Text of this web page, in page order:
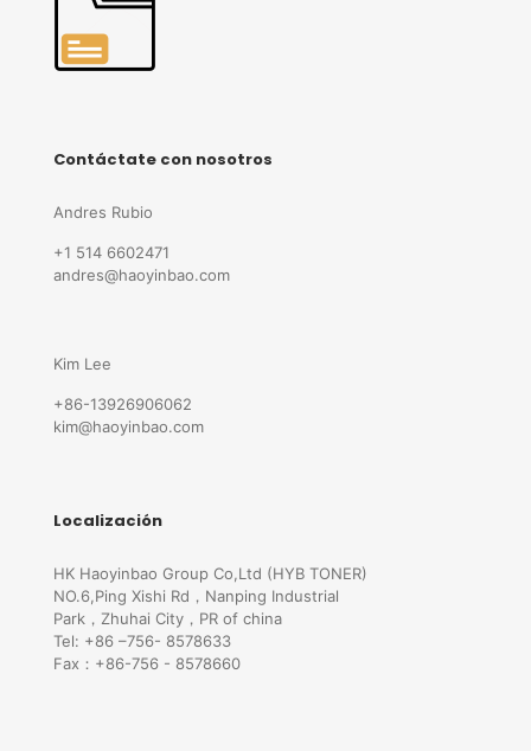
Contáctate con nosotros
Andres Rubio
+1 514 6602471
andres@haoyinbao.com
Kim Lee
+86-13926906062
kim@haoyinbao.com
Localización
HK Haoyinbao Group Co,Ltd (HYB TONER)
NO.6,Ping Xishi Rd，Nanping Industrial
Park，Zhuhai City，PR of china
Tel: +86 –756- 8578633
Fax：+86-756 - 8578660